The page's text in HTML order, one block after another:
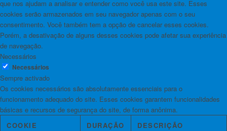
que nos ajudam a analisar e entender como você usa este site. Esses
cookies serão armazenados em seu navegador apenas com o seu
consentimento. Você também tem a opção de cancelar esses cookies.
Porém, a desativação de alguns desses cookies pode afetar sua experiência
de navegação.
Necessários
Necessários
Sempre activado
Os cookies necessários são absolutamente essenciais para o
funcionamento adequado do site. Esses cookies garantem funcionalidades
básicas e recursos de segurança do site, de forma anônima.
COOKIE
DURAÇÃO DESCRIÇÃO